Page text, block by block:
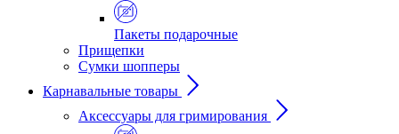
Пакеты подарочные
Прищепки
Сумки шопперы
Карнавальные товары
Аксессуары для гримирования